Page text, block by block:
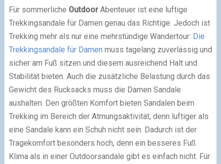
Für sommerliche OutdoorAbenteuer ist eine luftige
Trekkingsandale für Damen genau das Richtige. Jedoch ist
Trekking mehr als nur eine mehrstündige Wandertour: Die
Trekkingsandale für Damen muss tagelang zuverlässig und
sicher am Fuß sitzen und diesem ausreichend Halt und
Stabilität bieten. Auch die zusätzliche Belastung durch das
Gewicht des Rucksacks muss die Damen Sandale
aushalten. Den größten Komfort bieten Sandalen beim
Trekking im Bereich der Atmungsaktivität, denn luftiger als
eine Sandale kann ein Schuh nicht sein. Dadurch ist der
Tragekomfort besonders hoch, denn ein besseres Fuß
Klima als in einer Outdoorsandale gibt es einfach nicht. Für